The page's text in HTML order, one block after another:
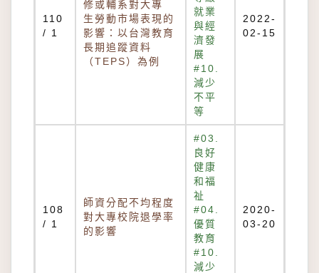
110
/ 1
修或輔系對大專
生勞動市場表現的
影響：以台灣教育
長期追蹤資料
（TEPS）為例
就業
與經
濟發
展
#10.
減少
不平
等
2022-
02-15
108
/ 1
師資分配不均程度
對大專校院退學率
的影響
#03.
良好
健康
和福
祉
#04.
優質
教育
#10.
減少
2020-
03-20